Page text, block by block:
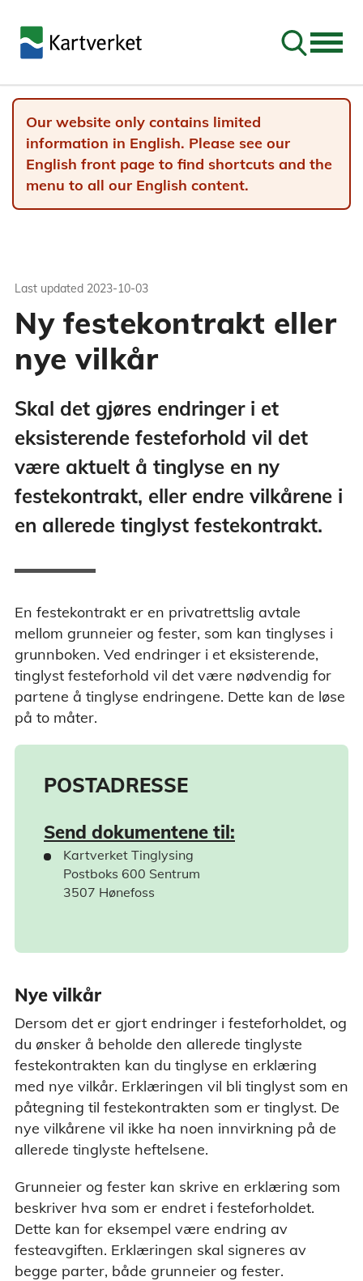
Go to
Our website only contains limited
information in English. Please see our
English front page to find shortcuts and the
menu to all our English content.
Last updated 2023-10-03
Ny festekontrakt eller
nye vilkår
Skal det gjøres endringer i et
eksisterende festeforhold vil det
være aktuelt å tinglyse en ny
festekontrakt, eller endre vilkårene i
en allerede tinglyst festekontrakt.
En festekontrakt er en privatrettslig avtale
mellom grunneier og fester, som kan tinglyses i
grunnboken. Ved endringer i et eksisterende,
tinglyst festeforhold vil det være nødvendig for
partene å tinglyse endringene. Dette kan de løse
på to måter.
POSTADRESSE
Send dokumentene til:
Kartverket Tinglysing
Postboks 600 Sentrum
3507 Hønefoss
Nye vilkår
Dersom det er gjort endringer i festeforholdet, og
du ønsker å beholde den allerede tinglyste
festekontrakten kan du tinglyse en erklæring
med nye vilkår. Erklæringen vil bli tinglyst som en
påtegning til festekontrakten som er tinglyst. De
nye vilkårene vil ikke ha noen innvirkning på de
allerede tinglyste heftelsene.
Grunneier og fester kan skrive en erklæring som
beskriver hva som er endret i festeforholdet.
Dette kan for eksempel være endring av
festeavgiften. Erklæringen skal signeres av
begge parter, både grunneier og fester.